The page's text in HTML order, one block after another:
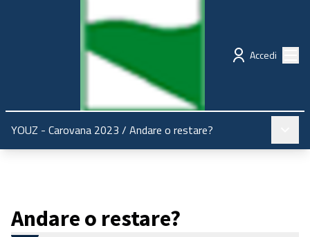
Regione Emilia-Romagna Partecipazione
Accedi
YOUZ - Carovana 2023 / Andare o restare?
Andare o restare?